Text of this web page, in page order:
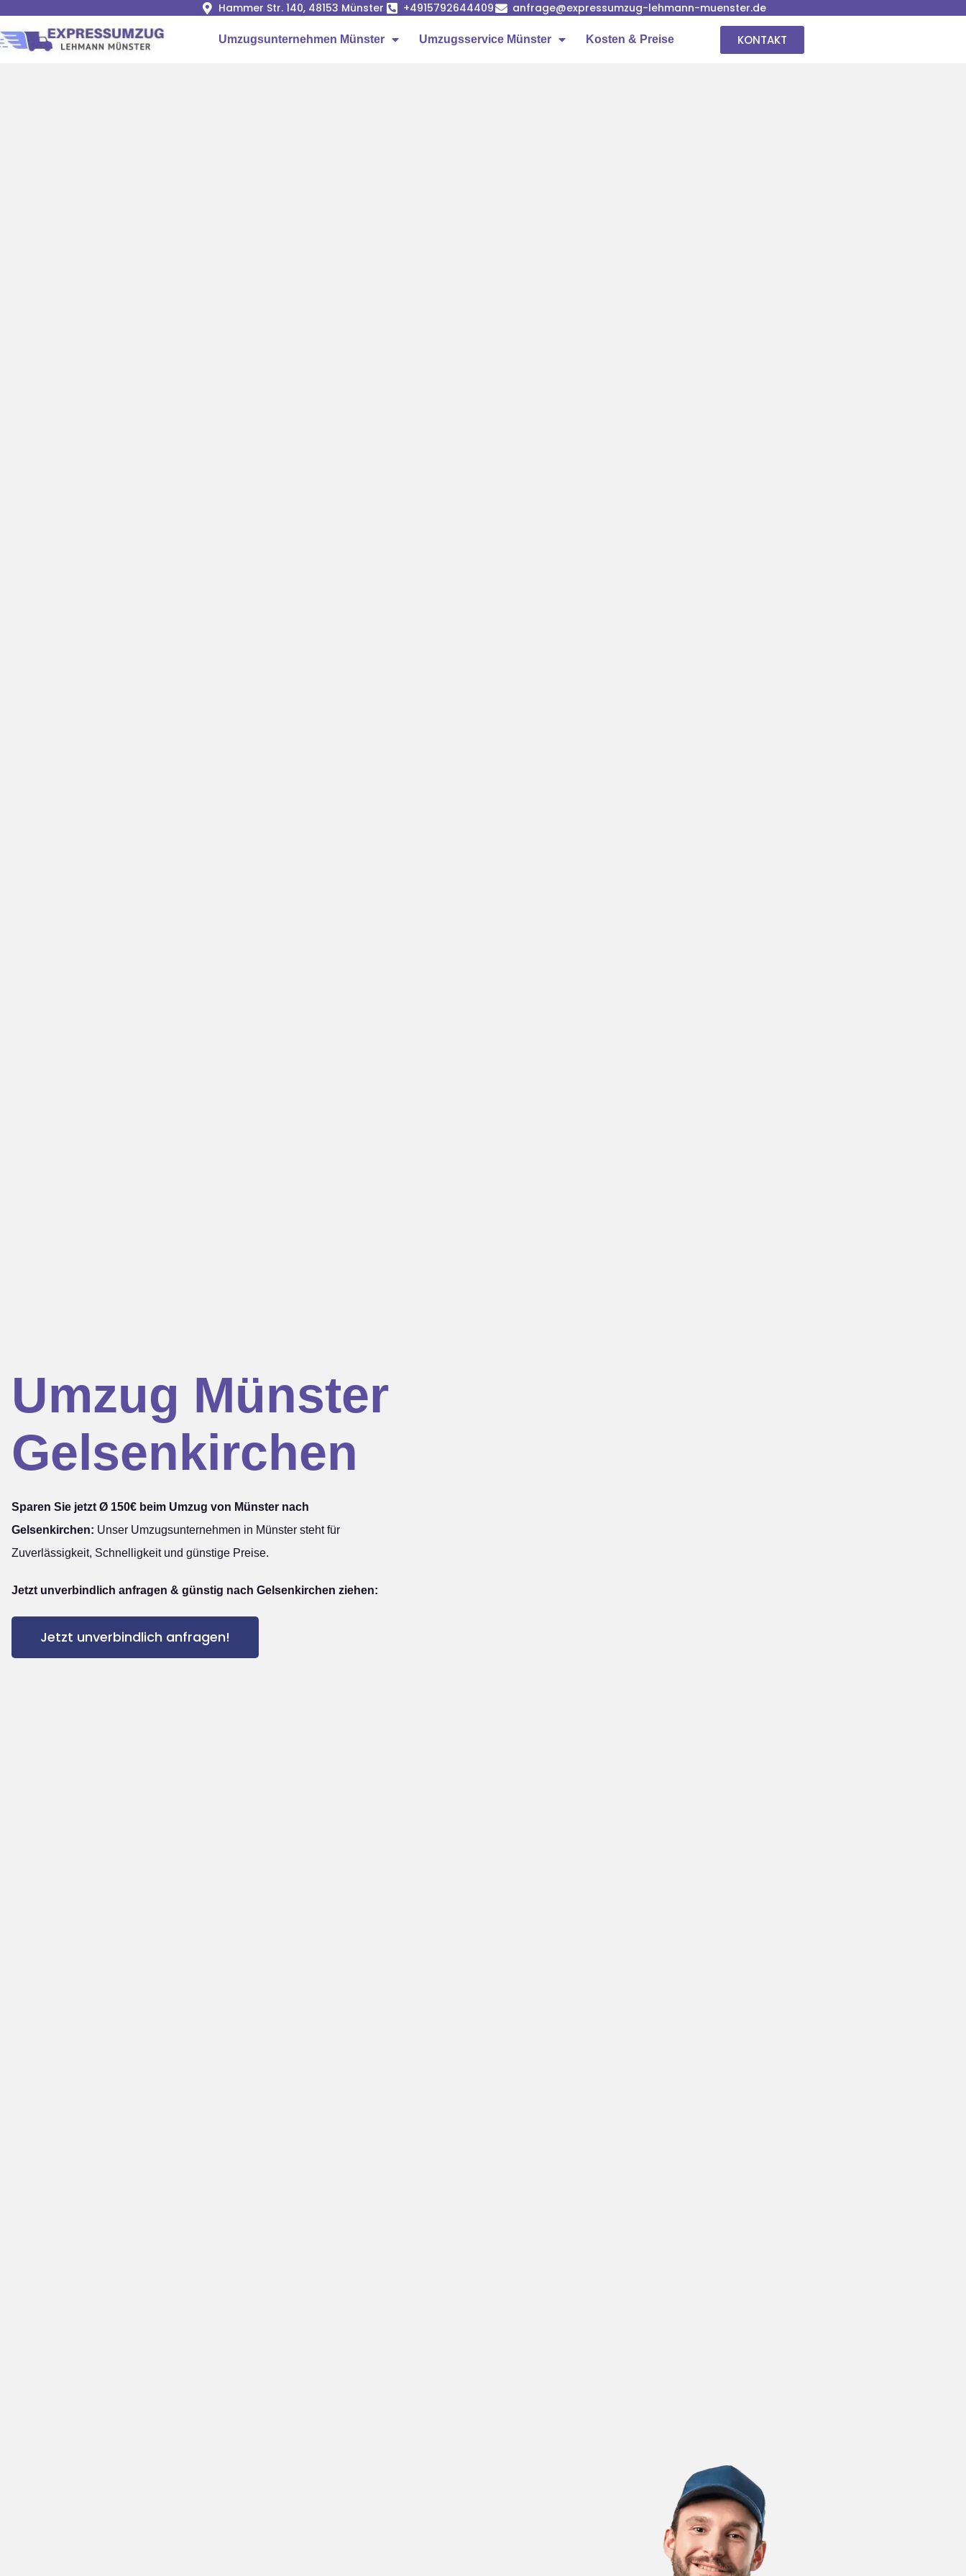
Hammer Str. 140, 48153 Münster +4915792644409 anfrage@expressumzug-lehmann-muenster.de
Umzugsunternehmen Münster Umzugsservice Münster Kosten & Preise KONTAKT
Umzug Münster
Gelsenkirchen
Sparen Sie jetzt Ø 150€ beim Umzug von Münster nach
Gelsenkirchen: Unser Umzugsunternehmen in Münster steht für
Zuverlässigkeit, Schnelligkeit und günstige Preise.
Jetzt unverbindlich anfragen & günstig nach Gelsenkirchen ziehen:
Jetzt unverbindlich anfragen!